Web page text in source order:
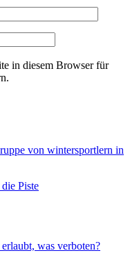
in diesem Browser für
Piste
was verboten?